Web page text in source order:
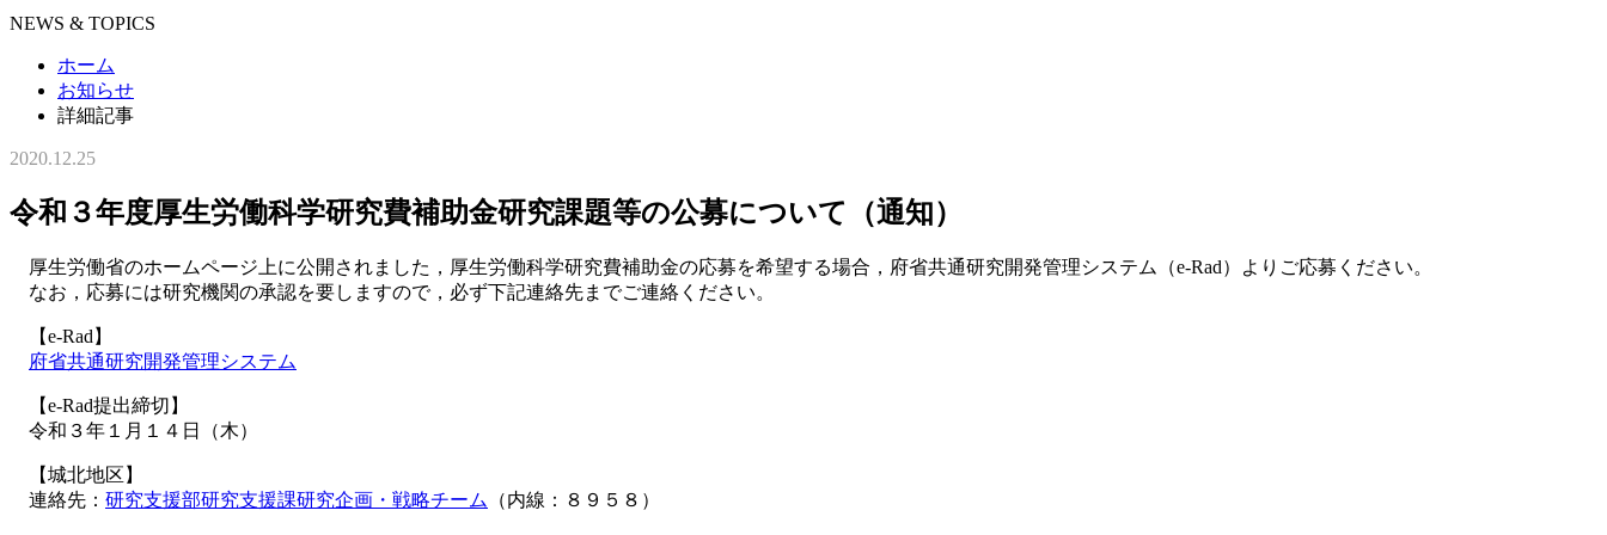
NEWS & TOPICS
ホーム
お知らせ
詳細記事
2020.12.25
令和３年度厚生労働科学研究費補助金研究課題等の公募について（通知）
厚生労働省のホームページ上に公開されました，厚生労働科学研究費補助金の応募を希望する場合，府省共通研究開発管理システム（e-Rad）よりご応募ください。
なお，応募には研究機関の承認を要しますので，必ず下記連絡先までご連絡ください。
【e-Rad】
府省共通研究開発管理システム
【e-Rad提出締切】
令和３年１月１４日（木）
【城北地区】
連絡先： 研究支援部研究支援課研究企画・戦略チーム （内線：８９５８）